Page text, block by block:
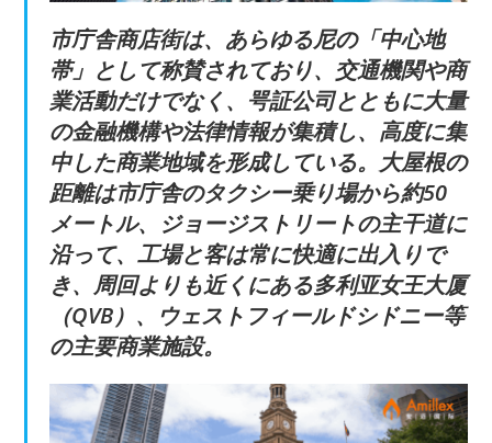
市庁舎商店街は、あらゆる尼の「中心地
帯」として称賛されており、交通機関や商
業活動だけでなく、咢証公司とともに大量
の金融機構や法律情報が集積し、高度に集
中した商業地域を形成している。大屋根の
距離は市庁舎のタクシー乗り場から約50
メートル、ジョージストリートの主干道に
沿って、工場と客は常に快適に出入りで
き、周回よりも近くにある多利亚女王大厦
（QVB）、ウェストフィールドシドニー等
の主要商業施設。